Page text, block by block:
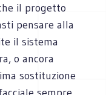
il progetto
pensare alla
il sistema
o ancora
sostituzione